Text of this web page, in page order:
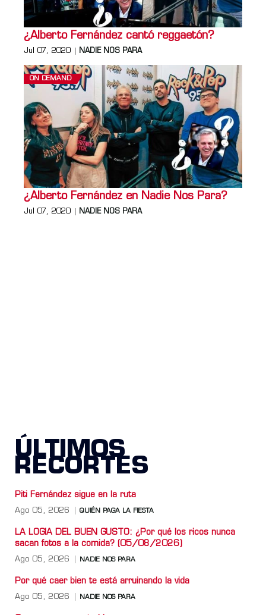
¿Alberto Fernández cantó reggaetón?
Jul 07, 2020 NADIE NOS PARA
ON DEMAND
¿Alberto Fernández en Nadie Nos Para?
Jul 07, 2020 NADIE NOS PARA
ÚLTIMOS
RECORTES
Piti Fernández sigue en la ruta
Ago 05, 2026 QUIÉN PAGA LA FIESTA
LA LOGIA DEL BUEN GUSTO: ¿Por qué los ricos nunca
sacan fotos a la comida? (05/08/2026)
Ago 05, 2026 NADIE NOS PARA
Por qué caer bien te está arruinando la vida
Ago 05, 2026 NADIE NOS PARA